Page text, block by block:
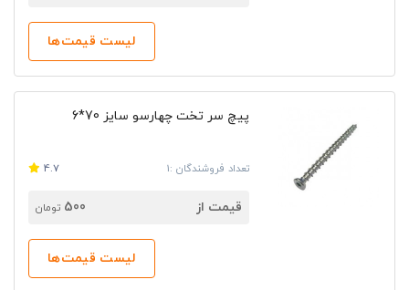
لیست قیمت‌ها
پیچ سر تخت چهارسو سایز 70*6
تعداد فروشندگان :1 4.7
قیمت از 500 تومان
لیست قیمت‌ها